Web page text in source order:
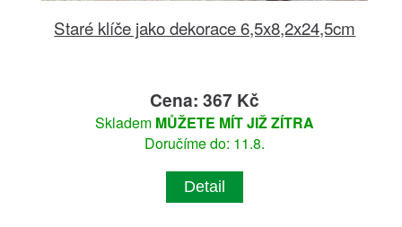
Staré klíče jako dekorace 6,5x8,2x24,5cm
Cena: 367 Kč
Skladem MŮŽETE MÍT JIŽ ZÍTRA
Doručíme do: 11.8.
Detail